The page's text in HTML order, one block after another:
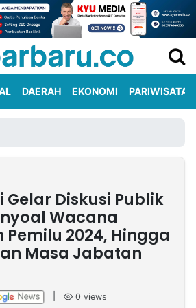
DAERAH EKONOMI PARIWISATA
Gelar Diskusi Publik
Wacana
Pemilu 2024, Hingga
Masa Jabatan
0 views